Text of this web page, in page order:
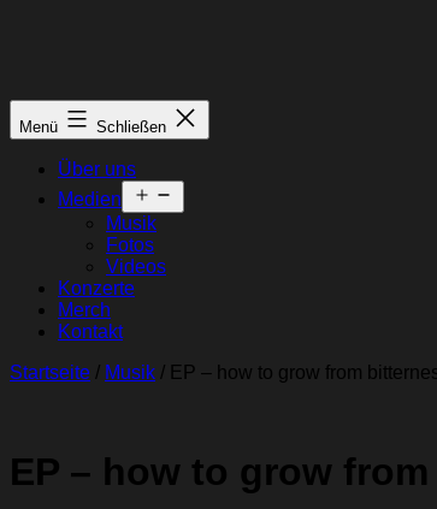
Menü Schließen
Über uns
Medien
öffnen
Musik
Fotos
Videos
Konzerte
Merch
Kontakt
Startseite / Musik / EP – how to grow from
EP – how to grow